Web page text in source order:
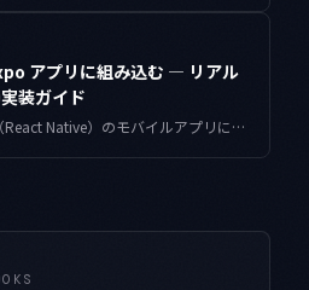
アプリに組み込む — リアル
装ガイド
Gemini Live API を Expo（React Native）のモバイルアプリに組み込み、リアルタイム音声会話機能を実装する方法を解説します。WebSocket 接続・音声録音・再生の実践的なコード例付き。